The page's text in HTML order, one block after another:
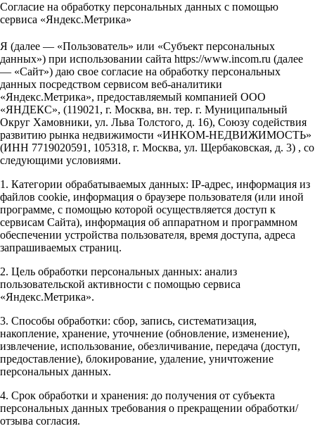
Согласие на обработку персональных данных с помощью
сервиса «Яндекс.Метрика»
Я (далее — «Пользователь» или «Субъект персональных
данных») при использовании сайта https://www.incom.ru (далее
— «Сайт») даю свое согласие на обработку персональных
данных посредством сервисом веб-аналитики
«Яндекс.Метрика», предоставляемый компанией ООО
«ЯНДЕКС», (119021, г. Москва, вн. тер. г. Муниципальный
Округ Хамовники, ул. Льва Толстого, д. 16), Союзу содействия
развитию рынка недвижимости «ИНКОМ-НЕДВИЖИМОСТЬ»
(ИНН 7719020591, 105318, г. Москва, ул. Щербаковская, д. 3) , со
следующими условиями.
1. Категории обрабатываемых данных: IP-адрес, информация из
файлов cookie, информация о браузере пользователя (или иной
программе, с помощью которой осуществляется доступ к
сервисам Сайта), информация об аппаратном и программном
обеспечении устройства пользователя, время доступа, адреса
запрашиваемых страниц.
2. Цель обработки персональных данных: анализ
пользовательской активности с помощью сервиса
«Яндекс.Метрика».
3. Способы обработки: сбор, запись, систематизация,
накопление, хранение, уточнение (обновление, изменение),
извлечение, использование, обезличивание, передача (доступ,
предоставление), блокирование, удаление, уничтожение
персональных данных.
4. Срок обработки и хранения: до получения от субъекта
персональных данных требования о прекращении обработки/
отзыва согласия.